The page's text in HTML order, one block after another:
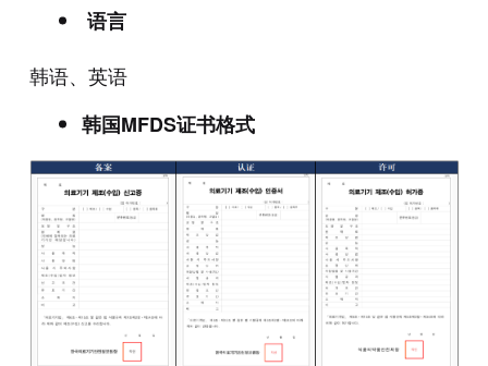
语言
韩语、英语
韩国MFDS证书格式